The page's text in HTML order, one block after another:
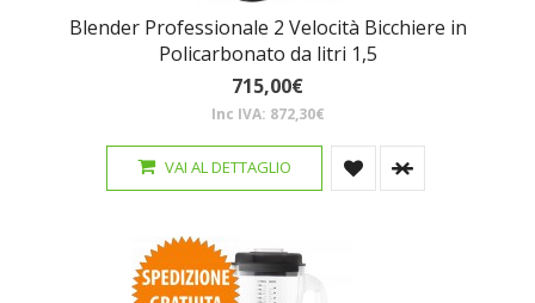
Blender Professionale 2 Velocità Bicchiere in
Policarbonato da litri 1,5
715,00€
Inc IVA: 872,30€
VAI AL DETTAGLIO